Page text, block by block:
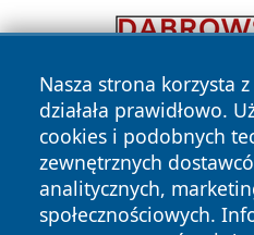
Nasza strona korzysta
działała prawidłowo.
cookies i podobnych
zewnętrznych
analitycznych,
społecznościowych.
Copyright © 2026 mojgorzow.pl